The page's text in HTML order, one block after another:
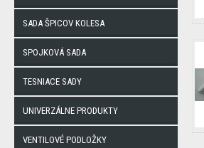
SADA ŠPICOV KOLESA
SPOJKOVÁ SADA
TESNIACE SADY
UNIVERZÁLNE PRODUKTY
VENTILOVÉ PODLOŽKY